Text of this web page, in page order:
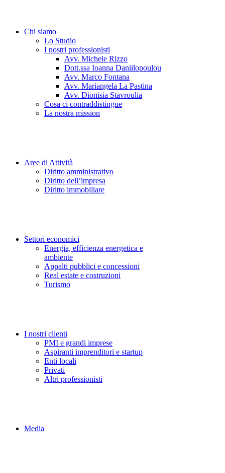
Chi siamo
Lo Studio
I nostri professionisti
Avv. Michele Rizzo
Dott.ssa Ioanna Daniilopoulou
Avv. Marco Fontana
Avv. Mariangela La Pastina
Avv. Dionisia Stavroulia
Cosa ci contraddistingue
La nostra mission
Aree di Attività
Diritto amministrativo
Diritto dell’impresa
Diritto immobiliare
Settori economici
Energia, efficienza energetica e
ambiente
Appalti pubblici e concessioni
Real estate e costruzioni
Turismo
I nostri clienti
PMI e grandi imprese
Aspiranti imprenditori e startup
Enti locali
Privati
Altri professionisti
Media